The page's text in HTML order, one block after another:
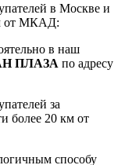
в Москве и
от МКАД:
в наш
ПЛАЗА по адресу
за
более 20 км от
способу